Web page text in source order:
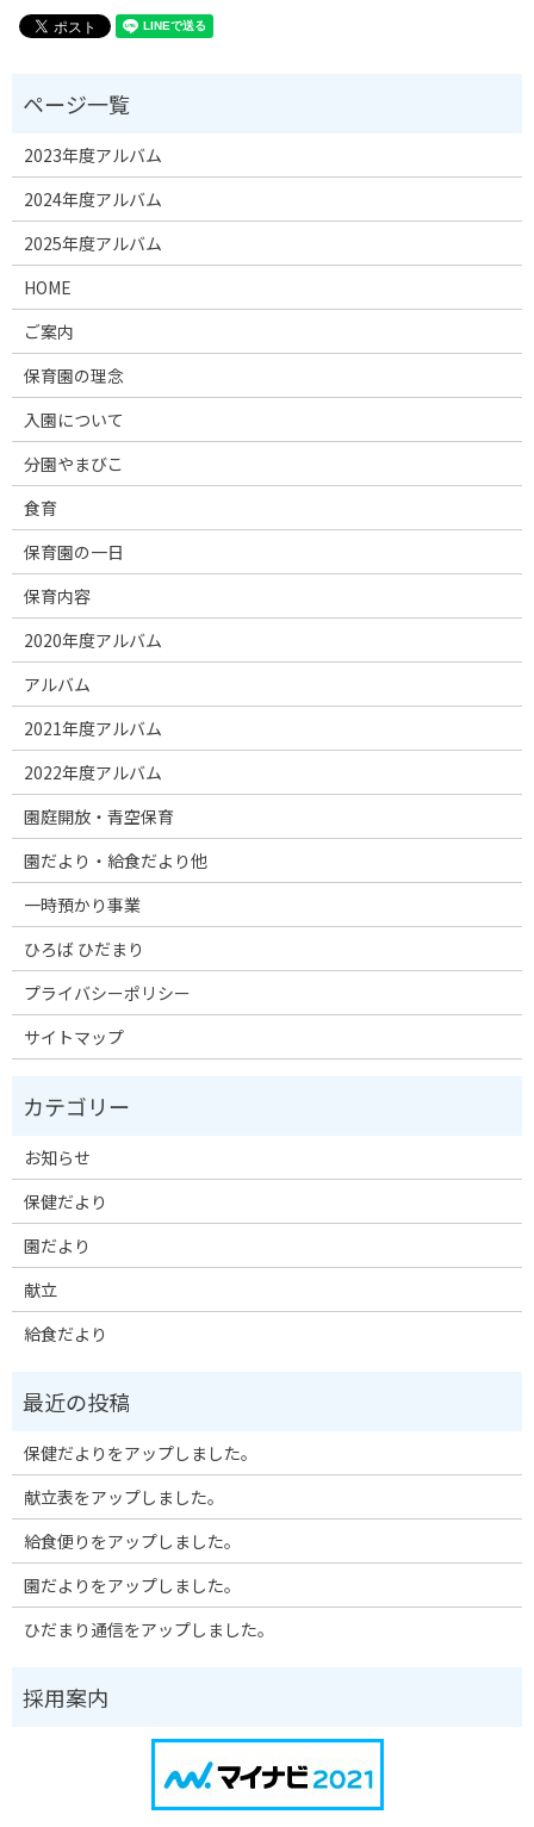
2023年度アルバム
2024年度アルバム
2025年度アルバム
HOME
ご案内
保育園の理念
入園について
分園やまびこ
食育
保育園の一日
保育内容
2020年度アルバム
アルバム
2021年度アルバム
2022年度アルバム
園庭開放・青空保育
園だより・給食だより他
一時預かり事業
ひろば ひだまり
プライバシーポリシー
サイトマップ
お知らせ
保健だより
園だより
献立
給食だより
保健だよりをアップしました。
献立表をアップしました。
給食便りをアップしました。
園だよりをアップしました。
ひだまり通信をアップしました。